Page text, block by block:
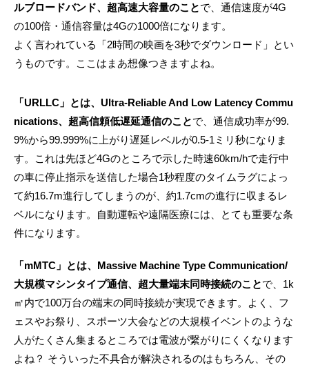
ルブロードバンド、超高速大容量のことで、通信速度が4G
の100倍・通信容量は4Gの1000倍になります。
よく言われている「2時間の映画を3秒でダウンロード」とい
うものです。ここはまあ想像つきますよね。
「URLLC」とは、Ultra-Reliable And Low Latency Commu
nications、超高信頼低遅延通信のことで、通信成功率が99.
9%から99.999%に上がり遅延レベルが0.5-1ミリ秒になりま
す。これは先ほど4Gのところで示した時速60km/hで走行中
の車に停止指示を送信した場合1秒程度のタイムラグによっ
て約16.7m進行してしまうのが、約1.7cmの進行に収まるレ
ベルになります。自動運転や遠隔医療には、とても重要な条
件になります。
「mMTC」とは、Massive Machine Type Communication/
大規模マシンタイプ通信、超大量端末同時接続のことで、1k
㎡内で100万台の端末の同時接続が実現できます。よく、フ
ェスやお祭り、スポーツ大会などの大規模イベントのような
人がたくさん集まるところでは電波が繋がりにくくなります
よね？ そういった不具合が解決されるのはもちろん、その